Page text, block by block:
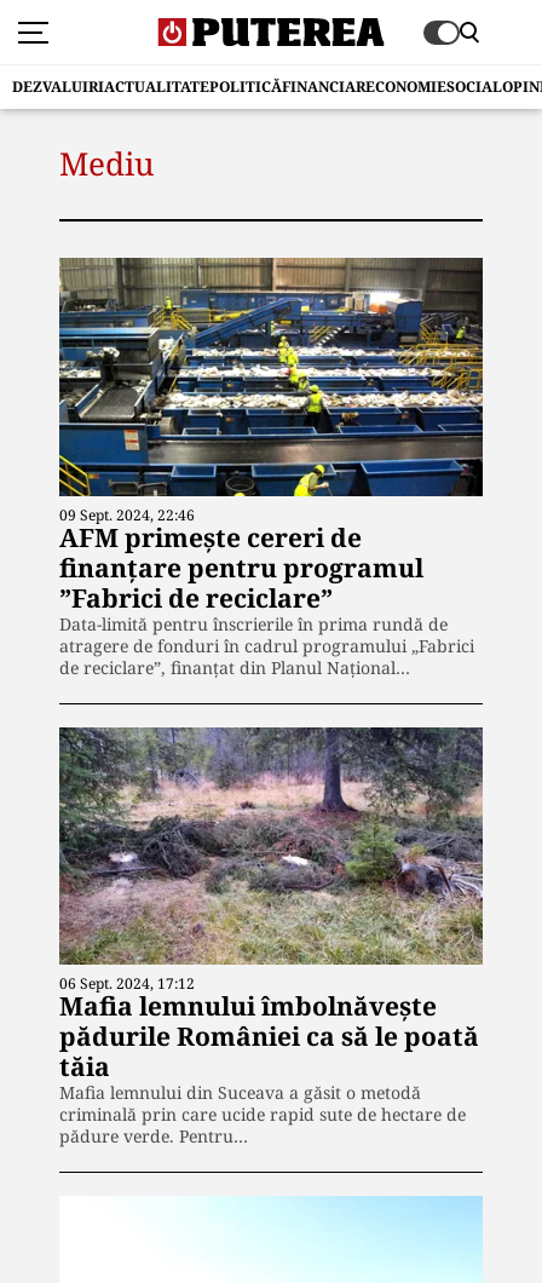
DEZVALUIRIACTUALITATEPOLITICĂFINANCIARECONOMIESOCIAL
Mediu
09 Sept. 2024, 22:46
AFM primeşte cereri de
finanţare pentru programul
”Fabrici de reciclare”
Data-limită pentru înscrierile în prima rundă de
atragere de fonduri în cadrul programului „Fabrici
de reciclare”, finanţat din Planul Naţional…
06 Sept. 2024, 17:12
Mafia lemnului îmbolnăvește
pădurile României ca să le poată
tăia
Mafia lemnului din Suceava a găsit o metodă
criminală prin care ucide rapid sute de hectare de
pădure verde. Pentru…